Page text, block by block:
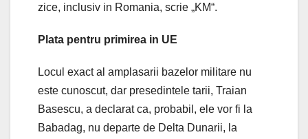
zice, inclusiv in Romania, scrie „KM“.
Plata pentru primirea in UE
Locul exact al amplasarii bazelor militare nu
este cunoscut, dar presedintele tarii, Traian
Basescu, a declarat ca, probabil, ele vor fi la
Babadag, nu departe de Delta Dunarii, la